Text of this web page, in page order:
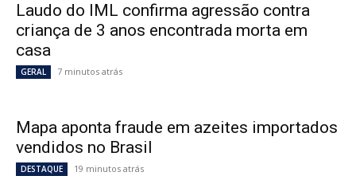
Laudo do IML confirma agressão contra
criança de 3 anos encontrada morta em
casa
GERAL 7 minutos atrás
Mapa aponta fraude em azeites importados
vendidos no Brasil
DESTAQUE 19 minutos atrás